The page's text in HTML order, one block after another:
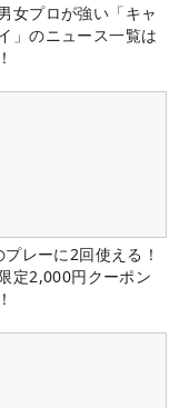
女プロが強い「キャ
」のニュース一覧は
レーに2回使える！
定2,000円クーポン